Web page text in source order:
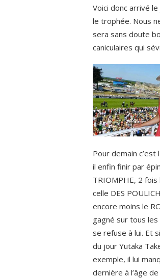
Voici donc arrivé
le trophée. Nous
sera sans doute
caniculaires qui
Pour demain
il enfin finir par
TRIOMPHE, 2 fois
celle DES
encore moins le
gagné sur tous les
se refuse à lui. Et
du jour Yutaka
exemple, il lui
dernière à l’âge